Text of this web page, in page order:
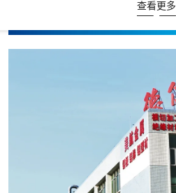
查看更多